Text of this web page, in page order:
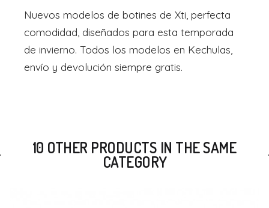
Nuevos modelos de botines de Xti, perfecta
comodidad, diseñados para esta temporada
de invierno. Todos los modelos en Kechulas,
envío y devolución siempre gratis.
10 OTHER PRODUCTS IN THE SAME
CATEGORY